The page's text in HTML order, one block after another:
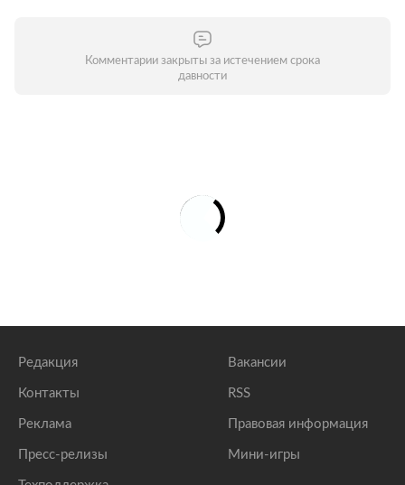
Комментарии закрыты за истечением срока
давности
Редакция
Контакты
Реклама
Пресс-релизы
Вакансии
RSS
Правовая информация
Мини-игры